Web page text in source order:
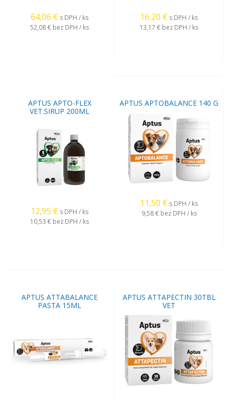
64,06 € s DPH / ks
52,08 € bez DPH / ks
16,20 € s DPH / ks
13,17 € bez DPH / ks
APTUS APTO-FLEX
VET.SIRUP 200ML
12,95 € s DPH / ks
10,53 € bez DPH / ks
APTUS APTOBALANCE 140 G
11,50 € s DPH / ks
9,58 € bez DPH / ks
APTUS ATTABALANCE
PASTA 15ML
APTUS ATTAPECTIN 30TBL
VET